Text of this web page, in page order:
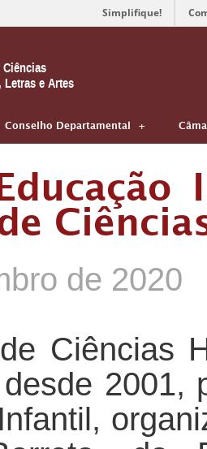
Simplifique!
Letras e Artes
Conselho Departamental
de 2020
Ciências
2001,